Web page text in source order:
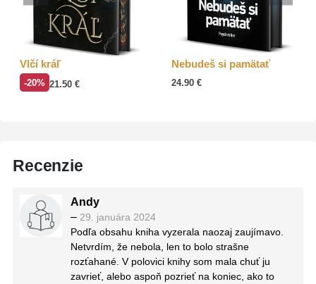
Vlčí kráľ
-20% 21.50 €
Nebudeš si pamätať
24.90€
Recenzie
Andy
– 29. januára 2024
Podľa obsahu kniha vyzerala naozaj zaujímavo.
Netvrdím, že nebola, len to bolo strašne
rozťahané. V polovici knihy som mala chuť ju
zavrieť, alebo aspoň pozrieť na koniec, ako to